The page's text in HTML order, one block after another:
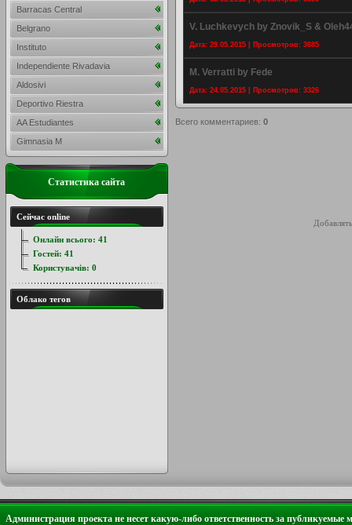
V. Luchkevych by Znovik_S &
Дата: 29.05.2015 | Просмотров: 3685
M. Verratti by Fede
Дата: 24.05.2015 | Просмотров: 3326
Всего комментариев: 0
Barracas Central
Belgrano
Instituto
Independiente Rivadavia
Aldosivi
Deportivo Riestra
AA Estudiantes
Gimnasia M
Статистика сайта
Сейчас online
Онлайн всього: 41
Гостей: 41
Користувачів: 0
Облако тегов
Администрация проекта не несет какую-либо ответственность за публикуемые